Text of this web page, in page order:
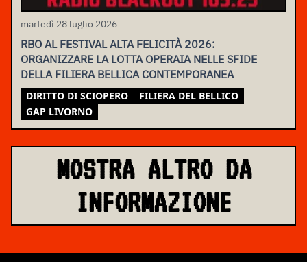
martedì 28 luglio 2026
RBO AL FESTIVAL ALTA FELICITÀ 2026:
ORGANIZZARE LA LOTTA OPERAIA NELLE SFIDE
DELLA FILIERA BELLICA CONTEMPORANEA
DIRITTO DI SCIOPERO
FILIERA DEL BELLICO
GAP LIVORNO
MOSTRA ALTRO DA
INFORMAZIONE